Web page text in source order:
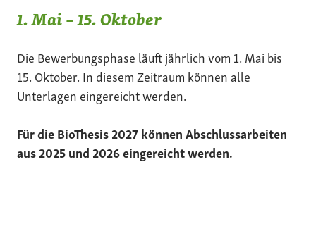
1. Mai – 15. Oktober
Die Bewerbungsphase läuft jährlich vom 1. Mai bis
15. Oktober. In diesem Zeitraum können alle
Unterlagen eingereicht werden.
Für die BioThesis 2027 können Abschlussarbeiten
aus 2025 und 2026 eingereicht werden.